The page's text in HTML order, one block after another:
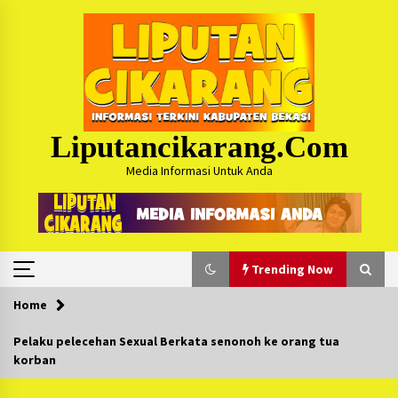
Liputancikarang.com
Media Informasi Untuk Anda
Trending Now
Trending Now
Home
Pelaku pelecehan Sexual Berkata senonoh ke orang tua
korban